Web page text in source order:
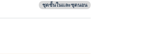
ชุดชั้นในและชุดนอน